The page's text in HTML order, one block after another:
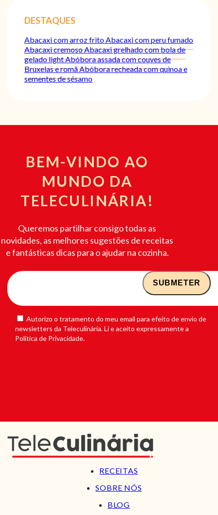
DESTAQUES
Abacaxi com arroz frito Abacaxi com peru fumado
Abacaxi cremosoAbacaxi grelhado com bola de
gelado lightAbóbora assada com couves de
Bruxelas e romãAbóbora recheada com quinoa e
sementes de sésamo
BEM-VINDO AO
MUNDO DA
TELECULINÁRIA!
Queremos partilhar consigo todas as
novidades, as melhores sugestões de receitas
e fantásticas dicas para o ajudar na cozinha.
Autorizo o tratamento do meu email para efeito de envio de
newsletters da Teleculinária. Li e aceito expressamente a
Política de Privacidade.
RECEITAS
SOBRE NÓS
BLOG